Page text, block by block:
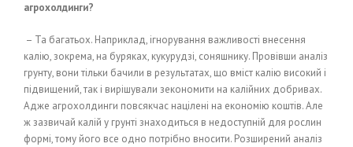
агрохолдинги?
– Та багатьох. Наприклад, ігнорування важливості внесення
калію, зокрема, на буряках, кукурудзі, соняшнику. Провівши аналіз
грунту, вони тільки бачили в результатах, що вміст калію високий і
підвищений, так і вирішували зекономити на калійних добривах.
Адже агрохолдинги повсякчас націлені на економію коштів. Але
ж зазвичай калій у грунті знаходиться в недоступній для рослин
формі, тому його все одно потрібно вносити. Розширений аналіз